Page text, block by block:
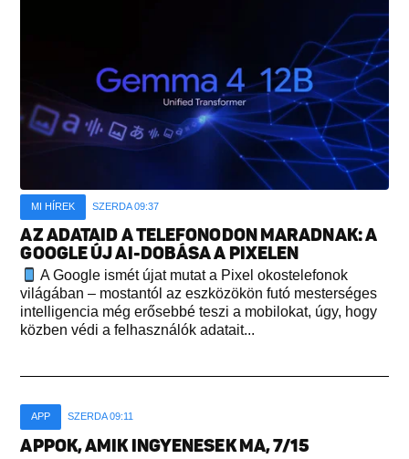
MI HÍREK SZERDA 09:37
AZ ADATAID A TELEFONODON MARADNAK: A
GOOGLE ÚJ AI-DOBÁSA A PIXELEN
A Google ismét újat mutat a Pixel okostelefonok
világában – mostantól az eszközökön futó mesterséges
intelligencia még erősebbé teszi a mobilokat, úgy, hogy
közben védi a felhasználók adatait...
APP SZERDA 09:11
APPOK, AMIK INGYENESEK MA, 7/15